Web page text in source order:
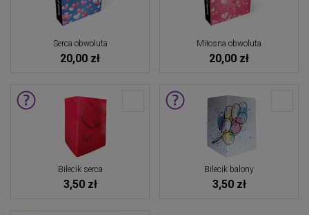
Serca obwoluta
20,00 zł
Miłosna obwoluta
20,00 zł
Bilecik serca
3,50 zł
Bilecik balony
3,50 zł